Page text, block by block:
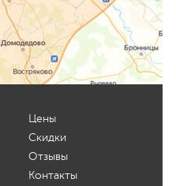
Цены
Скидки
Отзывы
Контакты